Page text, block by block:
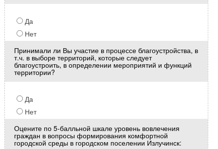
Да
Нет
Принимали ли Вы участие в процессе благоустройства, в
т.ч. в выборе территорий, которые следует
благоустроить, в определении мероприятий и функций
территории?
Да
Нет
Оцените по 5-балльной шкале уровень вовлечения
граждан в вопросы формирования комфортной
городской среды в городском поселении Излучинск: